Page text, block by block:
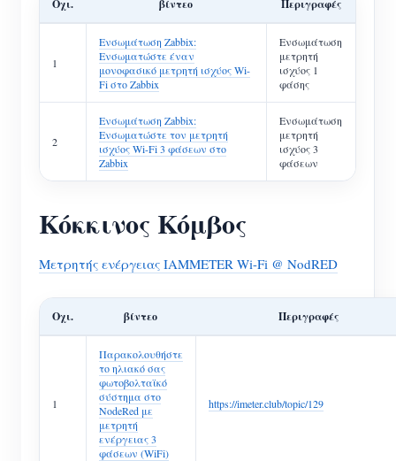
Οχι. βίντεο Περιγραφές
1
Ενσωμάτωση Zabbix:
Ενσωματώστε έναν
μονοφασικό μετρητή ισχύος Wi-
Fi στο Zabbix
Ενσωμάτωση
μετρητή
ισχύος 1
φάσης
2
Ενσωμάτωση Zabbix:
Ενσωματώστε τον μετρητή
ισχύος Wi-Fi 3 φάσεων στο
Zabbix
Ενσωμάτωση
μετρητή
ισχύος 3
φάσεων
Κόκκινος Κόμβος
Μετρητής ενέργειας IAMMETER Wi-Fi @ NodRED
Οχι. βίντεο Περιγραφές
1
Παρακολουθήστε
το ηλιακό σας
φωτοβολταϊκό
σύστημα στο
NodeRed με
μετρητή
ενέργειας 3
φάσεων (WiFi)
https://imeter.club/topic/129